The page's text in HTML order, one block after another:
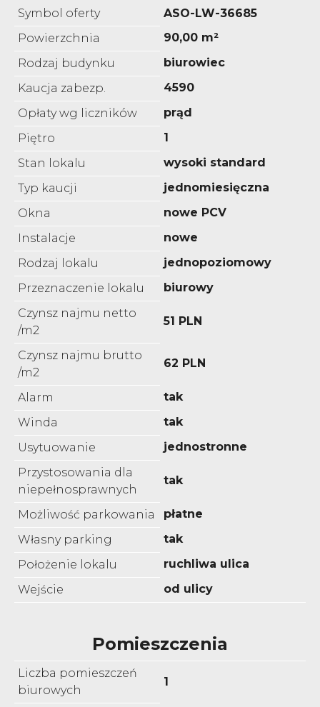
Symbol oferty
ASO-LW-36685
Powierzchnia
90,00 m²
Rodzaj budynku
biurowiec
Kaucja zabezp.
4590
Opłaty wg liczników
prąd
Piętro
1
Stan lokalu
wysoki standard
Typ kaucji
jednomiesięczna
Okna
nowe PCV
Instalacje
nowe
Rodzaj lokalu
jednopoziomowy
Przeznaczenie lokalu
biurowy
Czynsz najmu netto
/m2
51 PLN
Czynsz najmu brutto
/m2
62 PLN
Alarm
tak
Winda
tak
Usytuowanie
jednostronne
Przystosowania dla
niepełnosprawnych
tak
Możliwość parkowania
płatne
Własny parking
tak
Położenie lokalu
ruchliwa ulica
Wejście
od ulicy
Pomieszczenia
Liczba pomieszczeń
biurowych
1